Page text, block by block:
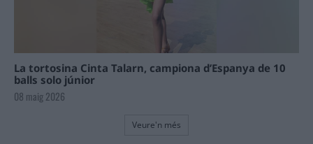
La tortosina Cinta Talarn, campiona d’Espanya de 10
balls solo júnior
08 maig 2026
Veure'n més